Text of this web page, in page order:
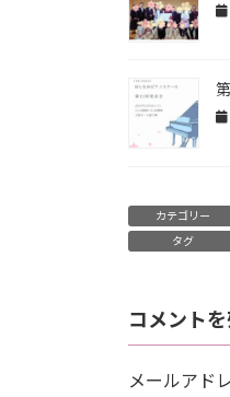
カテゴリー
タグ
コメント
メールアド